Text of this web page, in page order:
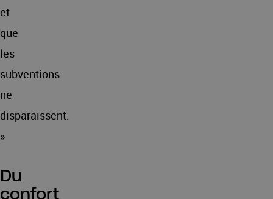
et
que
les
subventions
ne
disparaissent.
»
Du